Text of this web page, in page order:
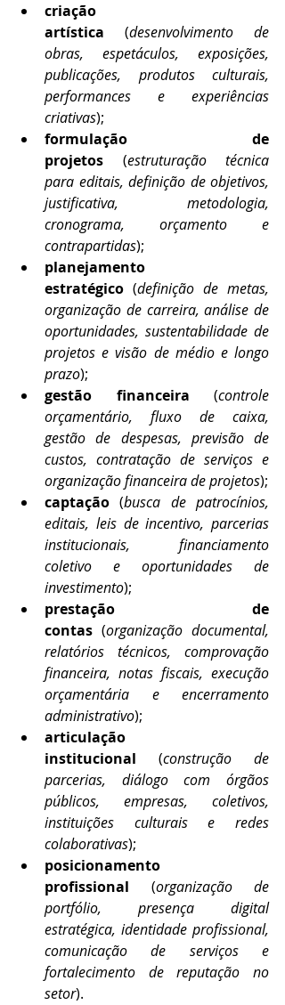
criação
artística (desenvolvimento de
obras, espetáculos, exposições,
publicações, produtos culturais,
performances e experiências
criativas);
formulação de
projetos (estruturação técnica
para editais, definição de objetivos,
justificativa, metodologia,
cronograma, orçamento e
contrapartidas);
planejamento
estratégico (definição de metas,
organização de carreira, análise de
oportunidades, sustentabilidade de
projetos e visão de médio e longo
prazo);
gestão financeira (controle
orçamentário, fluxo de caixa,
gestão de despesas, previsão de
custos, contratação de serviços e
organização financeira de projetos);
captação (busca de patrocínios,
editais, leis de incentivo, parcerias
institucionais, financiamento
coletivo e oportunidades de
investimento);
prestação de
contas (organização documental,
relatórios técnicos, comprovação
financeira, notas fiscais, execução
orçamentária e encerramento
administrativo);
articulação
institucional (construção de
parcerias, diálogo com órgãos
públicos, empresas, coletivos,
instituições culturais e redes
colaborativas);
posicionamento
profissional (organização de
portfólio, presença digital
estratégica, identidade profissional,
comunicação de serviços e
fortalecimento de reputação no
setor).